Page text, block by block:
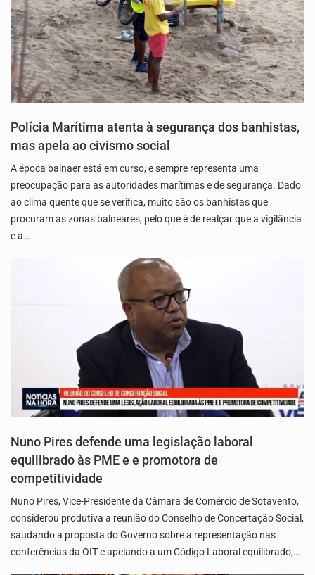
Polícia Marítima atenta à segurança dos banhistas,
mas apela ao civismo social
A época balnaer está em curso, e sempre representa uma
preocupação para as autoridades marítimas e de segurança. Dado
ao clima quente que se verifica, muito são os banhistas que
procuram as zonas balneares, pelo que é de realçar que a vigilância
e a…
Nuno Pires defende uma legislação laboral
equilibrado às PME e e promotora de
competitividade
Nuno Pires, Vice-Presidente da Câmara de Comércio de Sotavento,
considerou produtiva a reunião do Conselho de Concertação Social,
saudando a proposta do Governo sobre a representação nas
conferências da OIT e apelando a um Código Laboral equilibrado,…